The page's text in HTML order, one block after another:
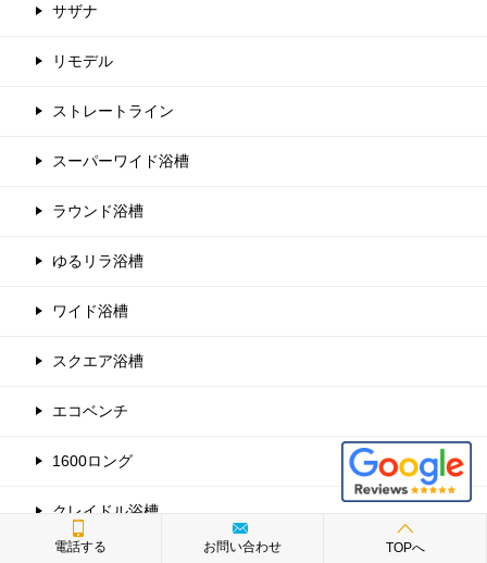
サザナ
リモデル
ストレートライン
スーパーワイド浴槽
ラウンド浴槽
ゆるリラ浴槽
ワイド浴槽
スクエア浴槽
エコベンチ
1600ロング
クレイドル浴槽
電話する お問い合わせ TOPへ